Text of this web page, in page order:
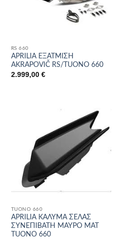
RS 660
APRILIA ΕΞΑΤΜΙΣΗ
AKRAPOVIČ RS/TUONO 660
2.999,00 €
TUONO 660
APRILIA ΚΑΛΥΜΑ ΣΕΛΑΣ
ΣΥΝΕΠΙΒΑΤΗ ΜΑΥΡΟ ΜΑΤ
TUONO 660